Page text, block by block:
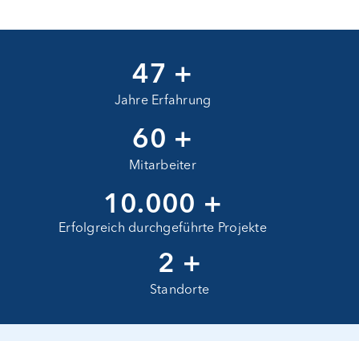
47 +
Jahre Erfahrung
60 +
Mitarbeiter
10.000 +
Erfolgreich durchgeführte Projekte
2 +
Standorte